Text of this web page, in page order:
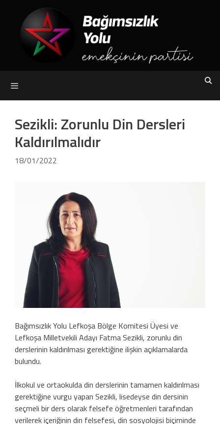
content
Sezikli: Zorunlu Din Dersleri
Kaldırılmalıdır
18/01/2022
Bağımsızlık Yolu Lefkoşa Bölge Komitesi Üyesi ve
Lefkoşa Milletvekili Adayı Fatma Sezikli, zorunlu din
derslerinin kaldırılması gerektiğine ilişkin açıklamalarda
bulundu.
İlkokul ve ortaokulda din derslerinin tamamen kaldırılması
gerektiğine vurgu yapan Sezikli, lisedeyse din dersinin
seçmeli bir ders olarak felsefe öğretmenleri tarafından
verilerek içeriğinin din felsefesi, din sosyolojisi biçiminde